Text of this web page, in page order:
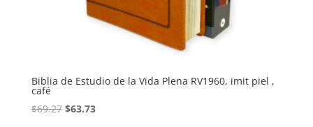
Biblia de Estudio de la Vida Plena RV1960, imit piel ,
café
$69.27 Original
$63.73Current